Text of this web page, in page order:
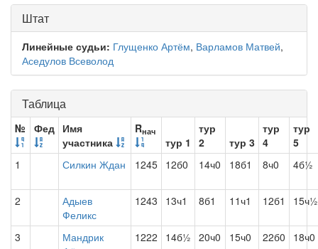
Штат
Линейные судьи: Глущенко Артём, Варламов Матвей,
Аседулов Всеволод
Таблица
№ Фед Имя
участника
Rнач
тур 1
тур
2
тур 3
тур
4
тур
5
1
Силкин Ждан 1245 12б0 14ч0 18б1 8ч0 4б½
2
Адыев
Феликс
1243 13ч1 8б1 11ч1 12б1 15ч½
3
Мандрик
1222 14б½ 20ч0 15ч0 22б0 18ч0